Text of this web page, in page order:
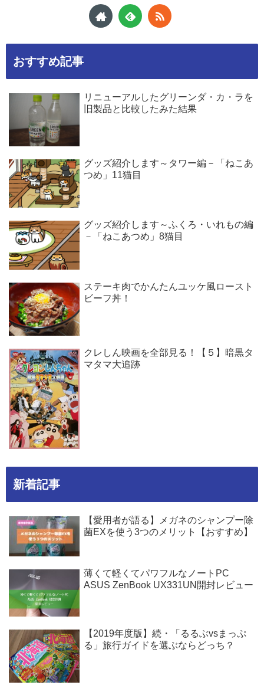
おすすめ記事
リニューアルしたグリーンダ・カ・ラを
旧製品と比較したみた結果
グッズ紹介します～タワー編－「ねこあ
つめ」11猫目
グッズ紹介します～ふくろ・いれもの編
－「ねこあつめ」8猫目
ステーキ肉でかんたんユッケ風ロースト
ビーフ丼！
クレしん映画を全部見る！【５】暗黒タ
マタマ大追跡
新着記事
【愛用者が語る】メガネのシャンプー除
菌EXを使う3つのメリット【おすすめ】
薄くて軽くてパワフルなノートPC
ASUS ZenBook UX331UN開封レビュー
【2019年度版】続・「るるぶvsまっぷ
る」旅行ガイドを選ぶならどっち？